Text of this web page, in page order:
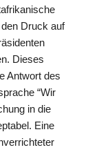
Druck auf
Dieses
Antwort des
“Wir
in die
Eine